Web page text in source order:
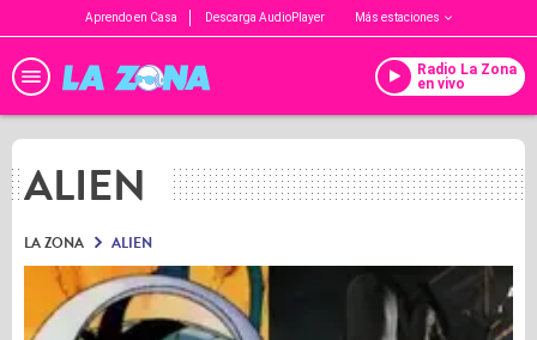
Aprendo en Casa Descarga AudioPlayer Más estaciones
Radio La Zona
en vivo
ALIEN
LA ZONA ALIEN